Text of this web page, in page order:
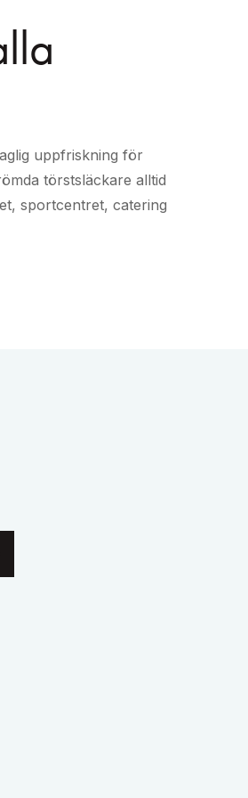
uppfriskning för
törstsläckare alltid
sportcentret, catering